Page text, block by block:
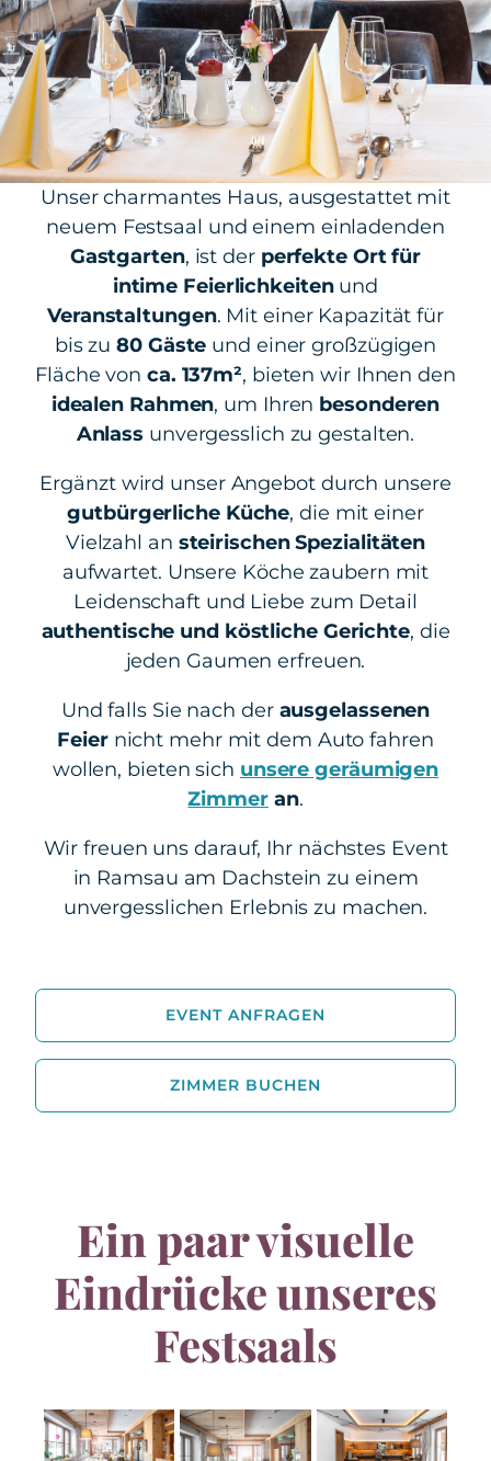
Unser charmantes Haus, ausgestattet mit
neuem Festsaal und einem einladenden
Gastgarten, ist der perfekte Ort für
intime Feierlichkeitenund
Veranstaltungen. Mit einer Kapazität für
bis zu80 Gäste und einer großzügigen
Fläche von ca. 137m², bieten wir Ihnen den
idealen Rahmen, um Ihren besonderen
Anlass unvergesslich zu gestalten.
Ergänzt wird unser Angebot durch unsere
gutbürgerliche Küche, die mit einer
Vielzahl an steirischen Spezialitäten
aufwartet. Unsere Köche zaubern mit
Leidenschaft und Liebe zum Detail
authentische und köstliche Gerichte, die
jeden Gaumen erfreuen.
Und falls Sie nach der ausgelassenen
Feiernicht mehr mit dem Auto fahren
wollen, bieten sich unsere geräumigen
Zimmeran.
Wir freuen uns darauf, Ihr nächstes Event
in Ramsau am Dachstein zu einem
unvergesslichen Erlebnis zu machen.
EVENT ANFRAGEN
ZIMMER BUCHEN
Ein paar visuelle
Eindrücke unseres
Festsaals